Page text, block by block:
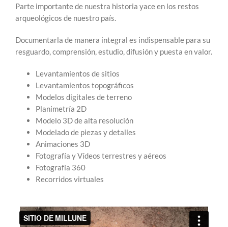
Parte importante de nuestra historia yace en los restos
arqueológicos de nuestro país.
Documentarla de manera integral es indispensable para su
resguardo, comprensión, estudio, difusión y puesta en valor.
Levantamientos de sitios
Levantamientos topográficos
Modelos digitales de terreno
Planimetría 2D
Modelo 3D de alta resolución
Modelado de piezas y detalles
Animaciones 3D
Fotografía y Vídeos terrestres y aéreos
Fotografía 360
Recorridos virtuales